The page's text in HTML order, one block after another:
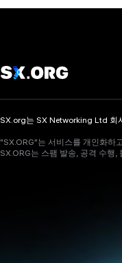
SX.org는 SX Networking Ltd 회
"SX.ORG"는 서비스를 개인화하
SX.ORG는 스팸 발송, 공격 수행